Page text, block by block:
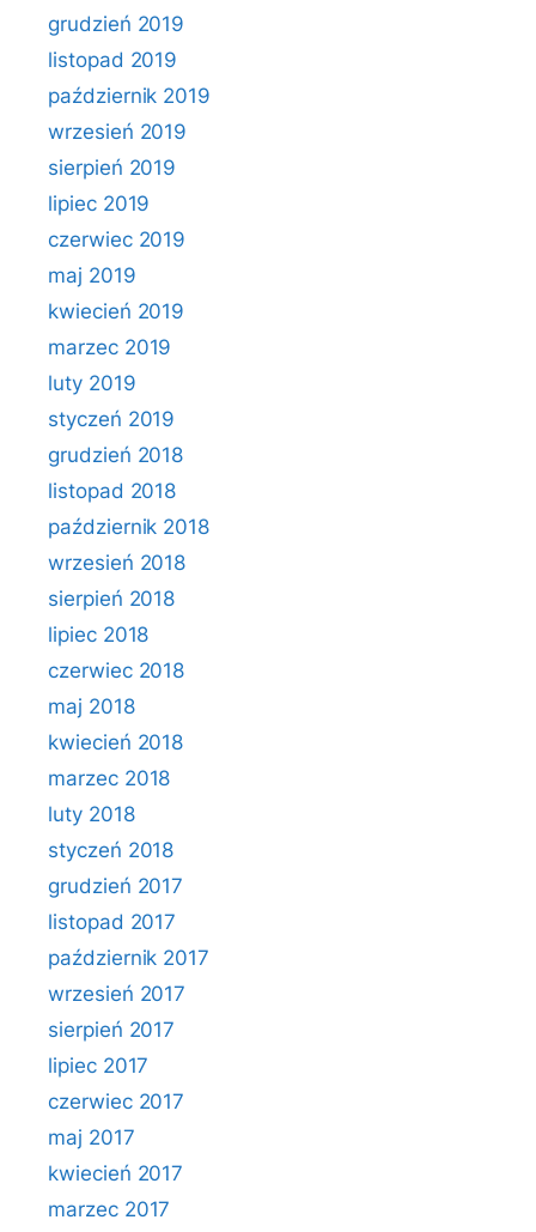
grudzień 2019
listopad 2019
październik 2019
wrzesień 2019
sierpień 2019
lipiec 2019
czerwiec 2019
maj 2019
kwiecień 2019
marzec 2019
luty 2019
styczeń 2019
grudzień 2018
listopad 2018
październik 2018
wrzesień 2018
sierpień 2018
lipiec 2018
czerwiec 2018
maj 2018
kwiecień 2018
marzec 2018
luty 2018
styczeń 2018
grudzień 2017
listopad 2017
październik 2017
wrzesień 2017
sierpień 2017
lipiec 2017
czerwiec 2017
maj 2017
kwiecień 2017
marzec 2017